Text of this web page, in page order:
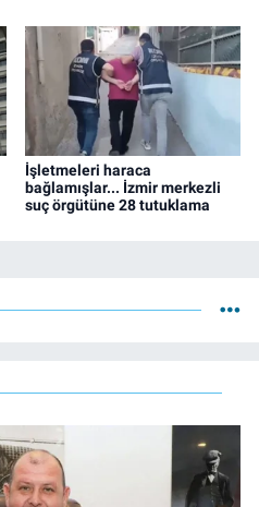
İşletmeleri haraca
bağlamışlar... İzmir merkezli
suç örgütüne 28 tutuklama